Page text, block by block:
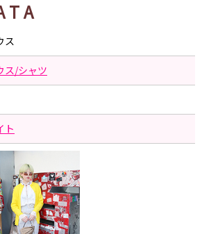
ス
ス/シャツ
ト